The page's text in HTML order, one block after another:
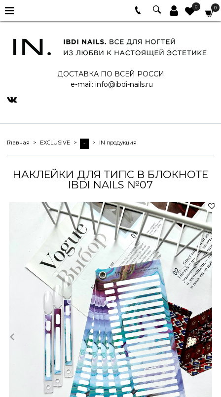
0 0
ДОСТАВКА ПО ВСЕЙ РОССИ
e-mail: info@ibdi-nails.ru
Главная EXCLUSIVE - IN продукция
НАКЛЕЙКИ ДЛЯ ТИПС В БЛОКНОТЕ
IBDI NAILS №07